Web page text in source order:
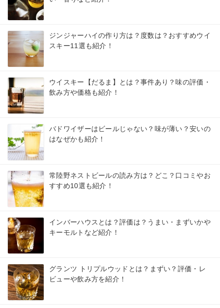
ジンジャーハイの作り方は？度数は？おすすめウイ
スキー11選も紹介！
ウイスキー【だるま】とは？事件あり？味の評価・
飲み方や価格も紹介！
バドワイザーはビールじゃない？味が薄い？安いの
はなぜかも紹介！
常陸野ネストビールの読み方は？どこ？口コミやお
すすめ10選も紹介！
インバーハウスとは？評価は？うまい・まずいかや
キーモルトなど紹介！
グランツ トリプルウッドとは？まずい？評価・レ
ビューや飲み方を紹介！